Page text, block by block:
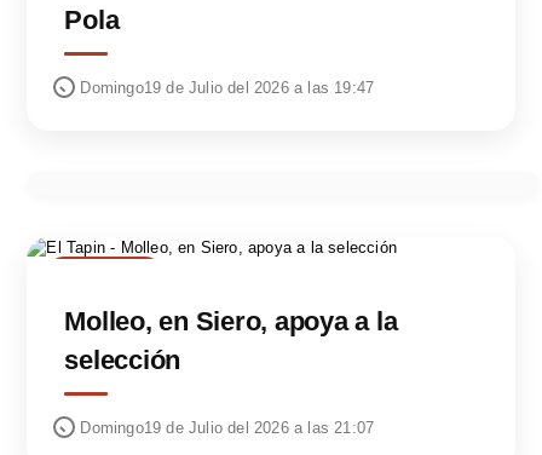
Pola
Domingo19 de Julio del 2026 a las 19:47
Molleo, en Siero, apoya a la
selección
Domingo19 de Julio del 2026 a las 21:07